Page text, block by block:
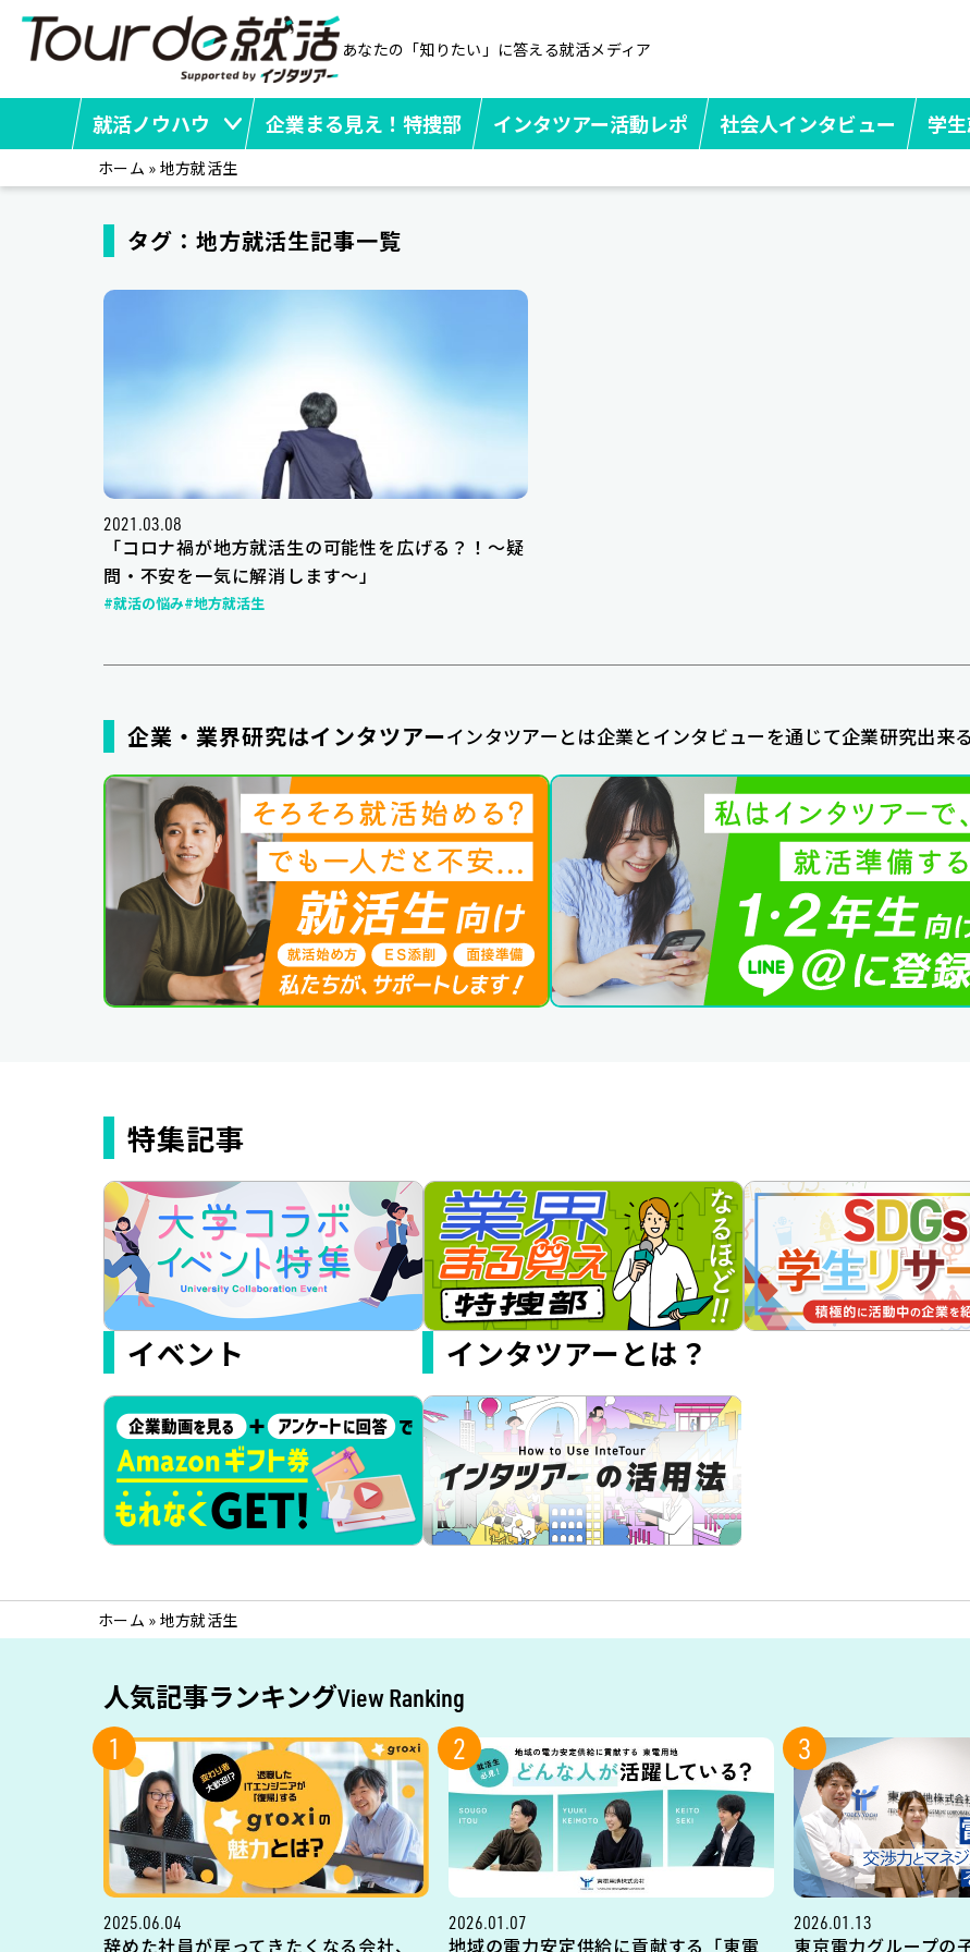
あなたの「知りたい」に答える就活メディア
就活ノウハウ 企業まる見え！特捜部 インタツアー活動レポ 社会人インタビュー 学
ホーム » 地方就活生
タグ：地方就活生記事一覧
2021.03.08
「コロナ禍が地方就活生の可能性を広げる？！～疑
問・不安を一気に解消します～」
#就活の悩み#地方就活生
企業・業界研究はインタツアーインタツアーとは企業とインタビューを通じて企業研究出来
特集記事
イベント インタツアーとは？
ホーム » 地方就活生
人気記事ランキングView Ranking
1
2025.06.04
辞めた社員が戻ってきたくなる会社、
2
2026.01.07
地域の電力安定供給に貢献する「東電
3
2026.01.13
東京電力グループの